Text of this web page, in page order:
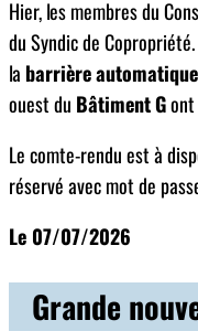
Hier, les membres du
du Syndic de
la barrièreautomatique
ouest du BâtimentG
Le comte-rendu est à
réservé avec mot de
Le 07/07/2026
Grande